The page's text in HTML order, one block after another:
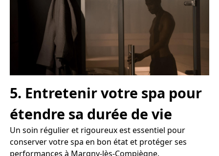
5. Entretenir votre spa pour
étendre sa durée de vie
Un soin régulier et rigoureux est essentiel pour
conserver votre spa en bon état et protéger ses
performances à Margny-lès-Compiègne.